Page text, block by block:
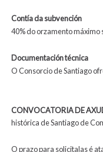
Contía da subvención
40% do orzamento máximo
Documentación técnica
O Consorcio de Santiago
CONVOCATORIA DE
histórica de Santiago de
O prazo para solicitalas é